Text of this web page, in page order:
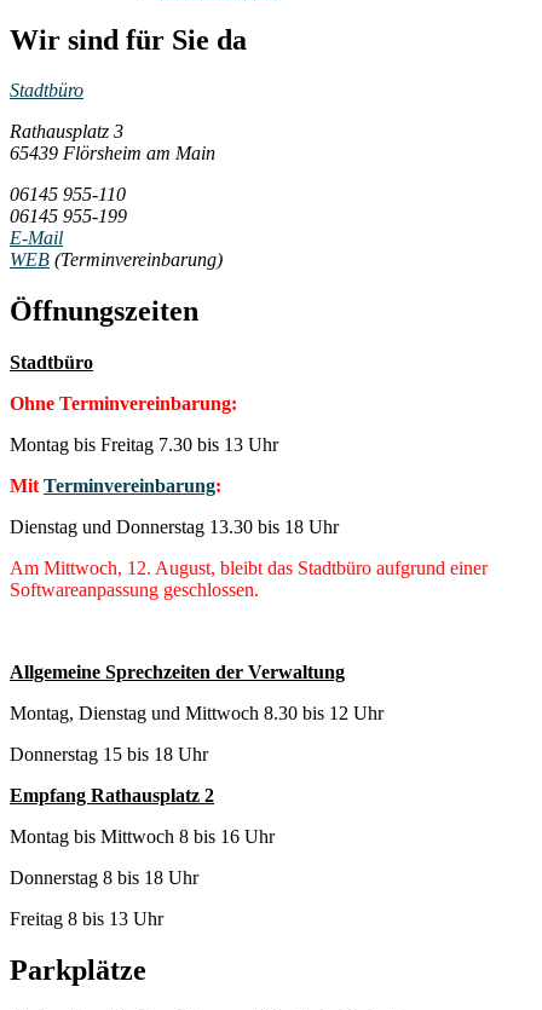
Wir sind für Sie da
Stadtbüro
Rathausplatz 3
65439 Flörsheim am Main
06145 955-110
06145 955-199
E-Mail
WEB (Terminvereinbarung)
Öffnungszeiten
Stadtbüro
Ohne Terminvereinbarung:
Montag bis Freitag 7.30 bis 13 Uhr
Mit Terminvereinbarung:
Dienstag und Donnerstag 13.30 bis 18 Uhr
Am Mittwoch, 12. August, bleibt das Stadtbüro aufgrund einer
Softwareanpassung geschlossen.
Allgemeine Sprechzeiten der Verwaltung
Montag, Dienstag und Mittwoch 8.30 bis 12 Uhr
Donnerstag 15 bis 18 Uhr
Empfang Rathausplatz 2
Montag bis Mittwoch 8 bis 16 Uhr
Donnerstag 8 bis 18 Uhr
Freitag 8 bis 13 Uhr
Parkplätze